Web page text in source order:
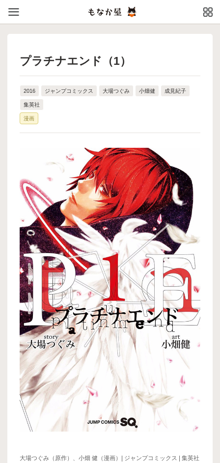
プラチナエンド（1）
2016 ジャンプコミックス 大場つぐみ 小畑健 成見紀子
集英社
漫画
大場つぐみ（原作）、小畑 健（漫画）| ジャンプコミックス | 集英社